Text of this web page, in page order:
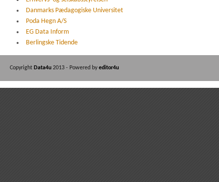
Danmarks Pædagogiske Universitet
Poda Hegn A/S
EG Data Inform
Berlingske Tidende
Copyright Data4u 2013 - Powered by editor4u